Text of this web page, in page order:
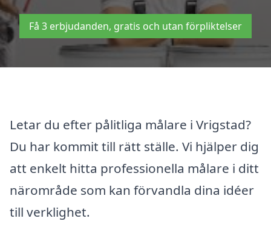
Få 3 erbjudanden, gratis och utan förpliktelser
Letar du efter pålitliga målare i Vrigstad?
Du har kommit till rätt ställe. Vi hjälper dig
att enkelt hitta professionella målare i ditt
närområde som kan förvandla dina idéer
till verklighet.